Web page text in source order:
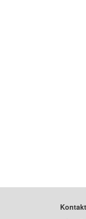
Kontakt